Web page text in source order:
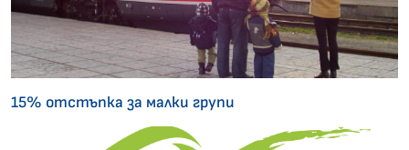
15% отстъпка за малки групи